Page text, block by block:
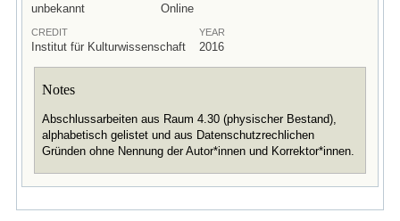
unbekannt Online
CREDIT
Institut für Kulturwissenschaft
YEAR
2016
Notes
Abschlussarbeiten aus Raum 4.30 (physischer Bestand),
alphabetisch gelistet und aus Datenschutzrechlichen
Gründen ohne Nennung der Autor*innen und Korrektor*innen.